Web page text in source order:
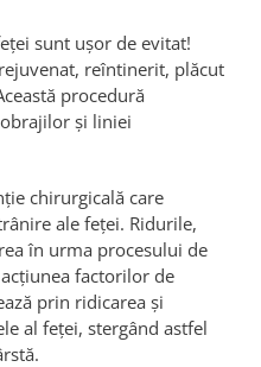
sunt ușor de evitat!
reîntinerit, plăcut
procedură
și liniei
chirurgicală care
ale feţei. Ridurile,
în urma procesului de
factorilor de
prin ridicarea şi
al feţei, stergând astfel